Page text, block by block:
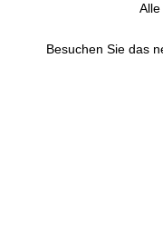
Besuchen Sie das